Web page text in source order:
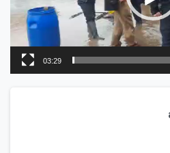
03:29